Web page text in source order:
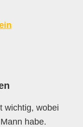
wichtig, wobei
habe.